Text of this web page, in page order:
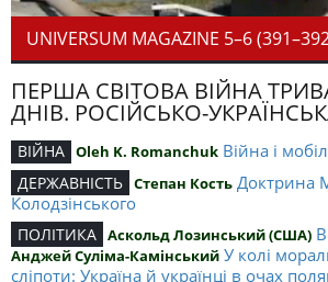
UNIVERSUM MAGAZINE 5–6
ПЕРША СВІТОВА ВІЙНА
ДНІВ. РОСІЙСЬКО-
ВІЙНА Oleh K. Romanchuk Війна і
ДЕРЖАВНІСТЬ Степан Кость Доктрина
Колодзінського
ПОЛІТИКА Аскольд Лозинський (США)
Анджей Суліма-Камінський У колі
сліпоти: Україна й українці в очах